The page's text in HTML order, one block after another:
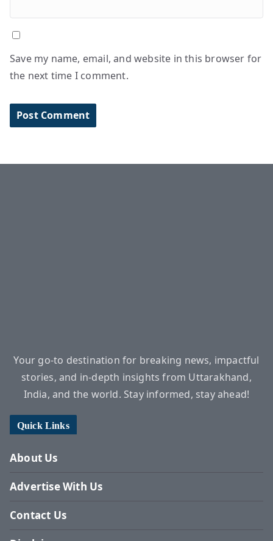
Save my name, email, and website in this browser for
the next time I comment.
Your go-to destination for breaking news, impactful
stories, and in-depth insights from Uttarakhand,
India, and the world. Stay informed, stay ahead!
Quick Links
About Us
Advertise With Us
Contact Us